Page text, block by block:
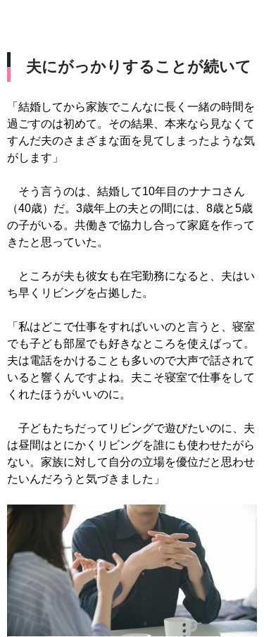
夫にがっかりすることが続いて
「結婚してから家族でこんなに長く一緒の時間を
過ごすのは初めて。その結果、本来なら見なくて
すんだ夫のさまざまな面を見てしまったような気
がします」
そう言うのは、結婚して10年目のナナコさん
（40歳）だ。3歳年上の夫との間には、8歳と5歳
の子がいる。共働きで協力し合って家庭を作って
きたと思っていた。
ところが夫も彼女も在宅勤務になると、夫はい
ち早くリビングを占拠した。
「私はどこで仕事をすればいいのと言うと、寝室
でも子ども部屋でも好きなところを使えばって。
夫は電話をかけることも多いので大声で話されて
いると響くんですよね。夫こそ寝室で仕事をして
くれたほうがいいのに。
子どもたちだってリビングで遊びたいのに、夫
は昼間はとにかくリビングを誰にも使わせたがら
ない。家族に対して自分の立場を優位だと思わせ
たいんだろうと気づきました」